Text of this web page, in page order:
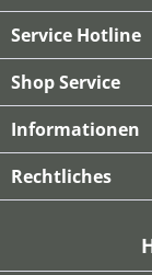
Service Hotline
Shop Service
Informationen
Rechtliches